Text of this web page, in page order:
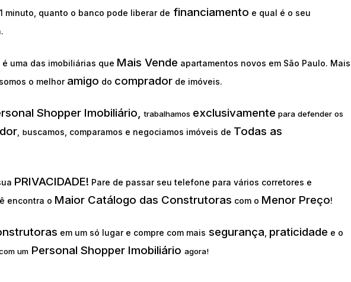
minuto, quanto o banco pode liberar de financiamento e qual é o seu
é uma das imobiliárias que Mais Vende apartamentos novos em São Paulo. Mais
somos o melhor amigo do comprador de imóveis.
Shopper Imobiliário,trabalhamos exclusivamente para defender os
buscamos, comparamos e negociamos imóveis de Todas as
PRIVACIDADE! Pare de passar seu telefone para vários corretores e
encontra o Maior Catálogo das Construtoras com o Menor Preço!
em um só lugar e compre com mais segurança praticidade e o
um Personal Shopper Imobiliário agora!